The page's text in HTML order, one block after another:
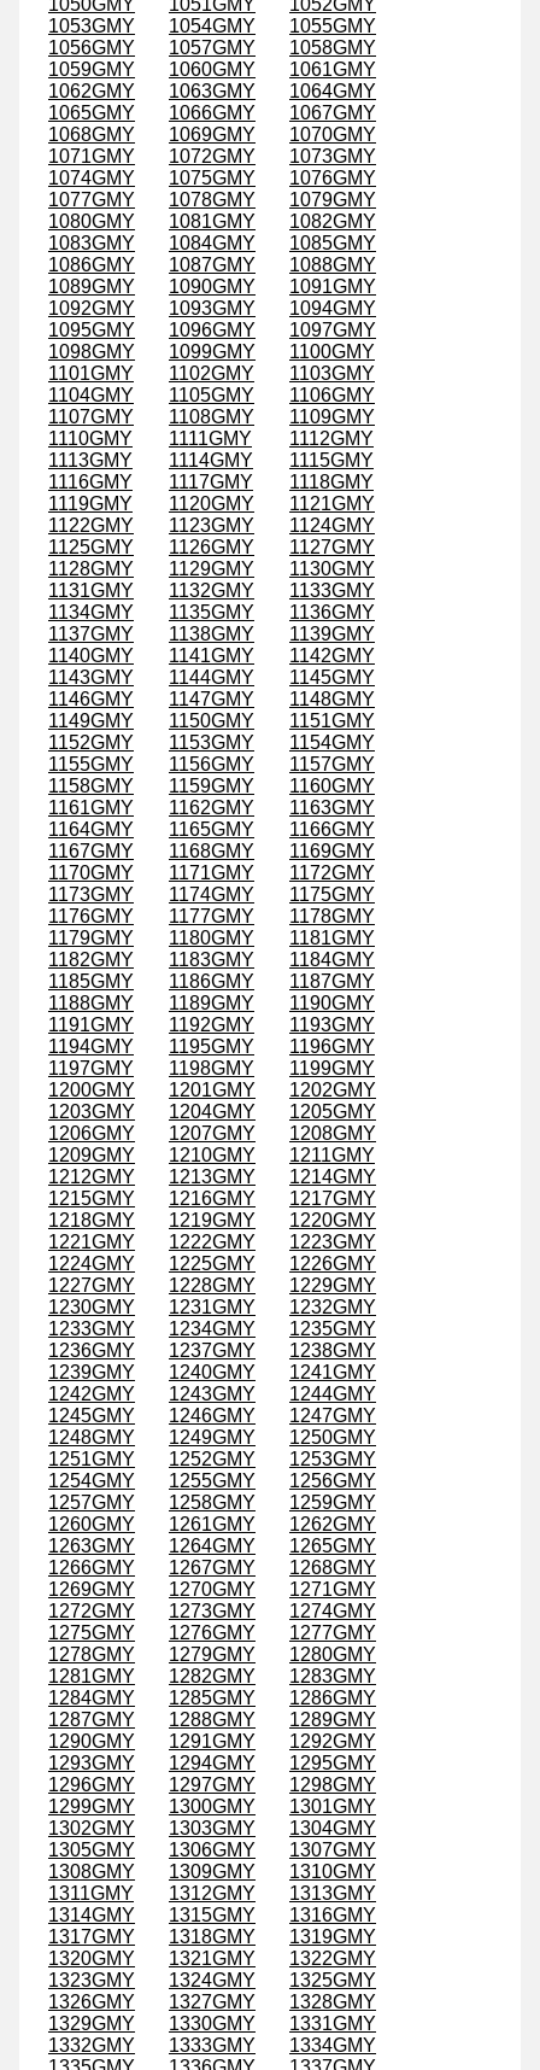
1053GMY
1054GMY
1055GMY
1056GMY
1057GMY
1058GMY
1059GMY
1060GMY
1061GMY
1062GMY
1063GMY
1064GMY
1065GMY
1066GMY
1067GMY
1068GMY
1069GMY
1070GMY
1071GMY
1072GMY
1073GMY
1074GMY
1075GMY
1076GMY
1077GMY
1078GMY
1079GMY
1080GMY
1081GMY
1082GMY
1083GMY
1084GMY
1085GMY
1086GMY
1087GMY
1088GMY
1089GMY
1090GMY
1091GMY
1092GMY
1093GMY
1094GMY
1095GMY
1096GMY
1097GMY
1098GMY
1099GMY
1100GMY
1101GMY
1102GMY
1103GMY
1104GMY
1105GMY
1106GMY
1107GMY
1108GMY
1109GMY
1110GMY
1111GMY
1112GMY
1113GMY
1114GMY
1115GMY
1116GMY
1117GMY
1118GMY
1119GMY
1120GMY
1121GMY
1122GMY
1123GMY
1124GMY
1125GMY
1126GMY
1127GMY
1128GMY
1129GMY
1130GMY
1131GMY
1132GMY
1133GMY
1134GMY
1135GMY
1136GMY
1137GMY
1138GMY
1139GMY
1140GMY
1141GMY
1142GMY
1143GMY
1144GMY
1145GMY
1146GMY
1147GMY
1148GMY
1149GMY
1150GMY
1151GMY
1152GMY
1153GMY
1154GMY
1155GMY
1156GMY
1157GMY
1158GMY
1159GMY
1160GMY
1161GMY
1162GMY
1163GMY
1164GMY
1165GMY
1166GMY
1167GMY
1168GMY
1169GMY
1170GMY
1171GMY
1172GMY
1173GMY
1174GMY
1175GMY
1176GMY
1177GMY
1178GMY
1179GMY
1180GMY
1181GMY
1182GMY
1183GMY
1184GMY
1185GMY
1186GMY
1187GMY
1188GMY
1189GMY
1190GMY
1191GMY
1192GMY
1193GMY
1194GMY
1195GMY
1196GMY
1197GMY
1198GMY
1199GMY
1200GMY
1201GMY
1202GMY
1203GMY
1204GMY
1205GMY
1206GMY
1207GMY
1208GMY
1209GMY
1210GMY
1211GMY
1212GMY
1213GMY
1214GMY
1215GMY
1216GMY
1217GMY
1218GMY
1219GMY
1220GMY
1221GMY
1222GMY
1223GMY
1224GMY
1225GMY
1226GMY
1227GMY
1228GMY
1229GMY
1230GMY
1231GMY
1232GMY
1233GMY
1234GMY
1235GMY
1236GMY
1237GMY
1238GMY
1239GMY
1240GMY
1241GMY
1242GMY
1243GMY
1244GMY
1245GMY
1246GMY
1247GMY
1248GMY
1249GMY
1250GMY
1251GMY
1252GMY
1253GMY
1254GMY
1255GMY
1256GMY
1257GMY
1258GMY
1259GMY
1260GMY
1261GMY
1262GMY
1263GMY
1264GMY
1265GMY
1266GMY
1267GMY
1268GMY
1269GMY
1270GMY
1271GMY
1272GMY
1273GMY
1274GMY
1275GMY
1276GMY
1277GMY
1278GMY
1279GMY
1280GMY
1281GMY
1282GMY
1283GMY
1284GMY
1285GMY
1286GMY
1287GMY
1288GMY
1289GMY
1290GMY
1291GMY
1292GMY
1293GMY
1294GMY
1295GMY
1296GMY
1297GMY
1298GMY
1299GMY
1300GMY
1301GMY
1302GMY
1303GMY
1304GMY
1305GMY
1306GMY
1307GMY
1308GMY
1309GMY
1310GMY
1311GMY
1312GMY
1313GMY
1314GMY
1315GMY
1316GMY
1317GMY
1318GMY
1319GMY
1320GMY
1321GMY
1322GMY
1323GMY
1324GMY
1325GMY
1326GMY
1327GMY
1328GMY
1329GMY
1330GMY
1331GMY
1332GMY
1333GMY
1334GMY